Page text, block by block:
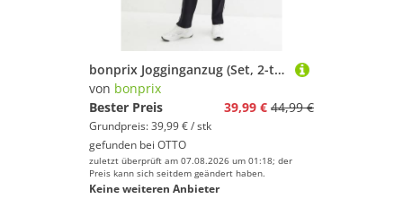
bonprix Jogginganzug (Set, 2-tlg), bestehend aus Sweatjacke und Jogginghose, kontrastfarbige Details
von bonprix
Bester Preis
39,99 € 44,99 €
Grundpreis: 39,99 € / stk
gefunden bei OTTO
zuletzt überprüft am 07.08.2026 um 01:18; der
Preis kann sich seitdem geändert haben.
Keine weiteren Anbieter